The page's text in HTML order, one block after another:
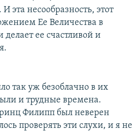
эта несообразность, этот
Ее Величества в
делает ее счастливой и
так уж безоблачно в их
и трудные времена.
Филипп был неверен
проверять эти слухи, и я не